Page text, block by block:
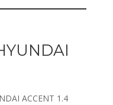
ACCENT 1.4